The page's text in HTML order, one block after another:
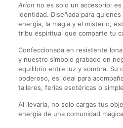
Arion no es solo un accesorio:
identidad. Diseñada para
energía, la magia y el misterio,
tribu espiritual que comparte tu
Confeccionada en resistente
y nuestro símbolo grabado en
equilibrio entre luz y sombra. Su
poderoso, es ideal para
talleres, ferias esotéricas o
Al llevarla, no solo cargas tus
energía de una comunidad